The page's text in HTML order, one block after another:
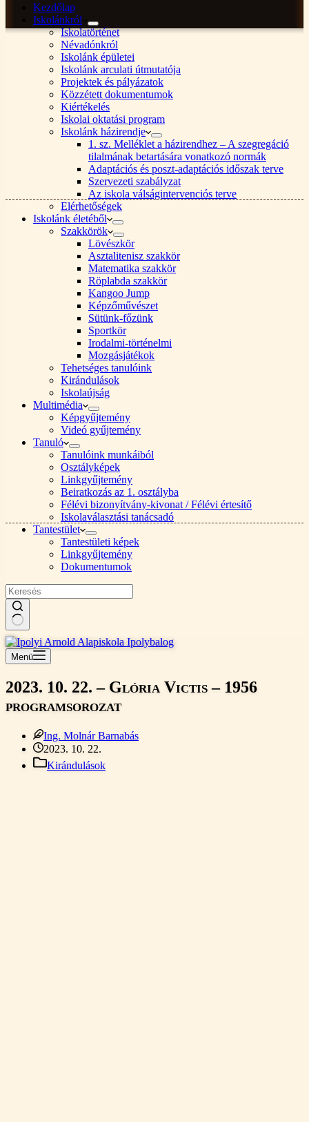
Kezdőlap
Iskolánkról
Iskolatörténet
Névadónkról
Iskolánk épületei
Iskolánk arculati útmutatója
Projektek és pályázatok
Közzétett dokumentumok
Kiértékelés
Iskolai oktatási program
Iskolánk házirendje
1. sz. Melléklet a házirendhez – A szegregáció
tilalmának betartására vonatkozó normák
Adaptációs és poszt-adaptációs időszak terve
Szervezeti szabályzat
Az iskola válságintervenciós terve
Elérhetőségek
Iskolánk életéből
Szakkörök
Lövészkör
Asztalitenisz szakkör
Matematika szakkör
Röplabda szakkör
Kangoo Jump
Képzőművészet
Sütünk-főzünk
Sportkör
Irodalmi-történelmi
Mozgásjátékok
Tehetséges tanulóink
Kirándulások
Iskolaújság
Multimédia
Képgyűjtemény
Videó gyűjtemény
Tanuló
Tanulóink munkáiból
Osztályképek
Linkgyűjtemény
Beiratkozás az 1. osztályba
Félévi bizonyítvány-kivonat / Félévi értesítő
Iskolaválasztási tanácsadó
Tantestület
Tantestületi képek
Linkgyűjtemény
Dokumentumok
Nincs
találat
Menü
2023. 10. 22. – Glória Victis – 1956
programsorozat
Ing. Molnár Barnabás
2023. 10. 22.
Kirándulások